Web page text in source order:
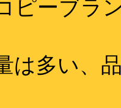
ピーブラ
は多い、